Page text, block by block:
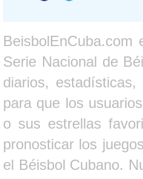
Serie Nacional de
diarios,
para que los
o sus estrellas
pronosticar los
el Béisbol Cubano.